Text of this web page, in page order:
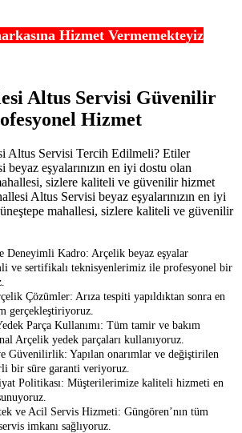
Hizmet Vermemekteyiz
Altus Servisi Güvenilir
Hizmet
Altus Servisi Tercih Edilmeli? Etiler
eşyalarınızın en iyi dostu olan
sizlere kaliteli ve güvenilir hizmet
Altus Servisi beyaz eşyalarınızın en iyi
mahallesi, sizlere kaliteli ve güvenilir
Deneyimli Kadro: Arçelik beyaz eşyalar
ve sertifikalı teknisyenlerimiz ile profesyonel bir
Çözümler: Arıza tespiti yapıldıktan sonra en
gerçekleştiriyoruz.
Parça Kullanımı: Tüm tamir ve bakım
Arçelik yedek parçaları kullanıyoruz.
Güvenilirlik: Yapılan onarımlar ve değiştirilen
bir süre garanti veriyoruz.
Politikası: Müşterilerimize kaliteli hizmeti en
ve Acil Servis Hizmeti: Güngören’nın tüm
imkanı sağlıyoruz.